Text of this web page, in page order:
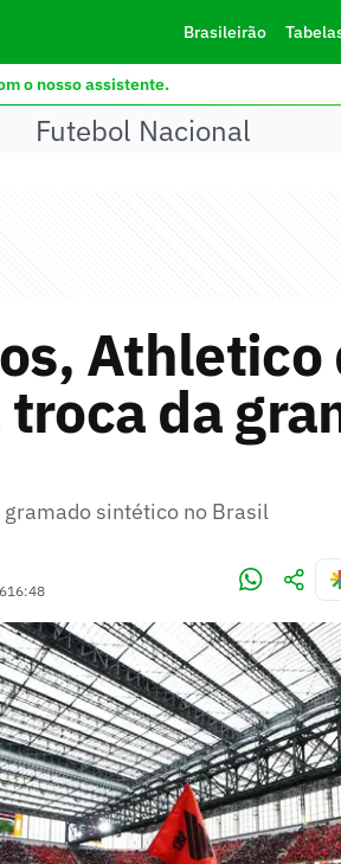
Brasileirão
o nosso assistente.
Futebol Nacional
da
sintético no Brasil
16:48